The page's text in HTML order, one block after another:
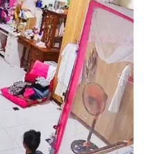
Công nghệ
Sành điệu
Tin Công nghệ
Trải nghiệm
Chuyển đổi số